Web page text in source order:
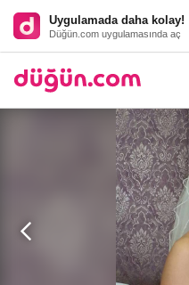
Uygulamada daha kolay!
Düğün.com uygulamasında aç